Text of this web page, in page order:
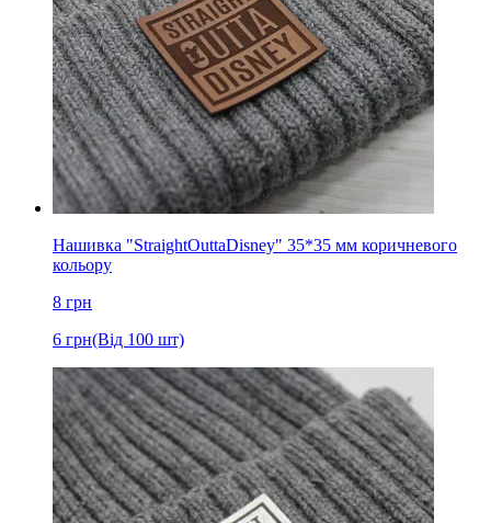
Нашивка "StraightOuttaDisney" 35*35 мм коричневого
кольору
8 грн
6 грн(Від 100 шт)